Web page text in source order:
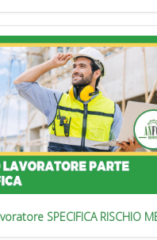
SPECIFICA RISCHIO